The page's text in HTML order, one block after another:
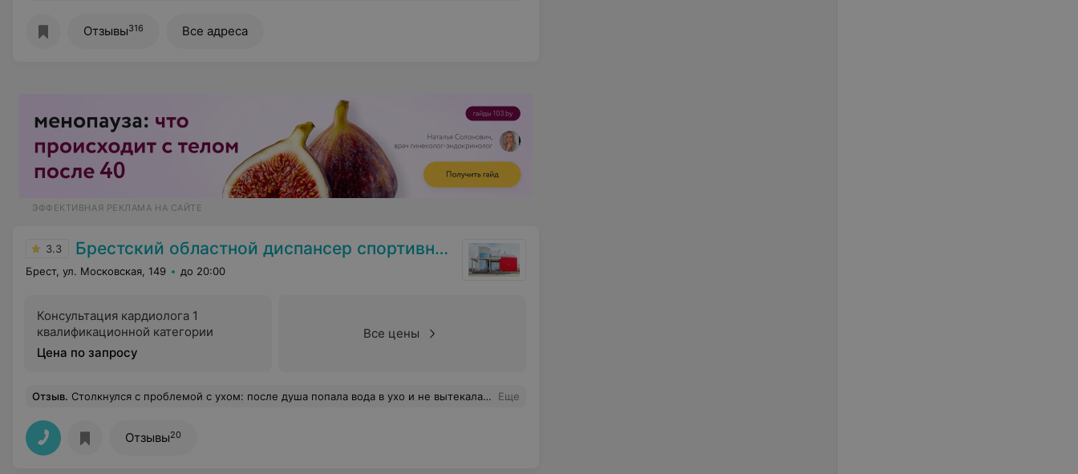
Отзывы316 Все адреса
ЭФФЕКТИВНАЯ РЕКЛАМА НА САЙТЕ
3.3 Брестский областной диспансер спортивной медицины
Брест, ул. Московская, 149 до 20:00
Консультация кардиолога 1
квалификационной категории
Цена по запросу
Все цены
Отзыв. Столкнулся с проблемой с ухом: после душа попала вода в ухо и не вытекала. Посмотрел в интернете и понял что скорее всего серная пробка. Это по мнению других не опасно, но все равно немного боялся. Клинику нашел в интернете по запросу ЛОРа в Бресте. Сам не с Бреста, здесь временно и прописка друга( но с этим проблем не было ) Врач ЛОР просто чудо!! Она не только профессионал своего дела, но и хороший человек. Все сделали: промыли ухо и теперь все отлично. Остался доволен обслуживанием и ценами 5 из 5! Еще
Отзывы20